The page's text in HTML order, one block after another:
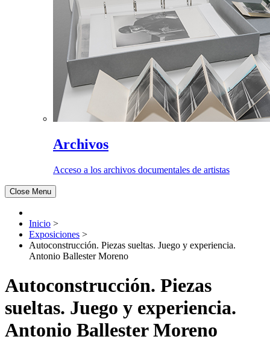
Archivos
Acceso a los archivos documentales de artistas
Close Menu
Inicio >
Exposiciones >
Autoconstrucción. Piezas sueltas. Juego y experiencia.
Antonio Ballester Moreno
Autoconstrucción. Piezas
sueltas. Juego y experiencia.
Antonio Ballester Moreno